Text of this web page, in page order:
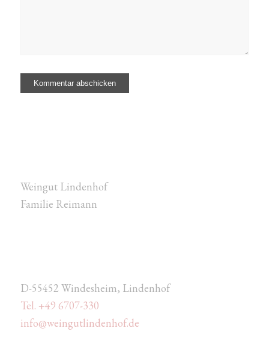
Weingut Lindenhof
Familie Reimann
D-55452 Windesheim, Lindenhof
Tel. +49 6707-330
info@weingutlindenhof.de